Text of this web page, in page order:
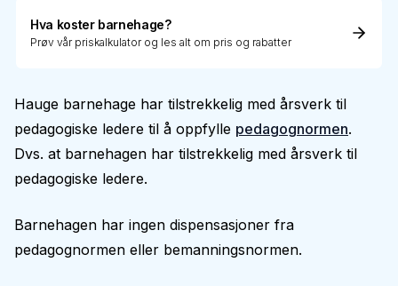
Hva koster barnehage?
Prøv vår priskalkulator og les alt om pris og rabatter
Hauge barnehage har tilstrekkelig med årsverk til
pedagogiske ledere til å oppfylle pedagognormen.
Dvs. at barnehagen har tilstrekkelig med årsverk til
pedagogiske ledere.
Barnehagen har ingen dispensasjoner fra
pedagognormen eller bemanningsnormen.